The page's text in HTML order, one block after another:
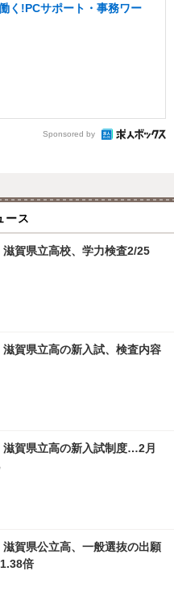
く!PCサポート・事務ワー
Sponsored by
ース
滋賀県立高校、学力検査2/25
滋賀県立高の新入試、検査内容
滋賀県立高の新入試制度…2月
滋賀県公立高、一般選抜の出願
倍